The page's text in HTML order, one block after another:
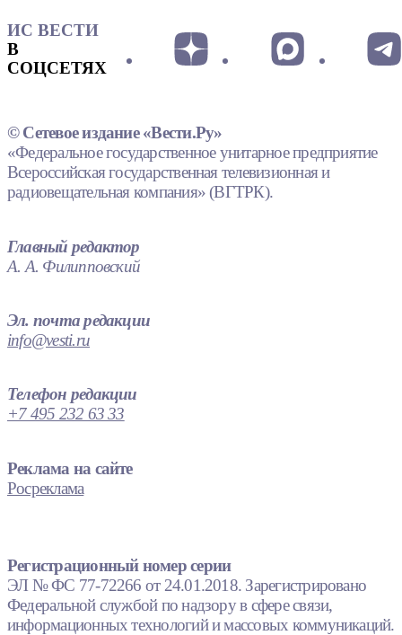
ИС ВЕСТИ
В
СОЦСЕТЯХ
© Сетевое издание «Вести.Ру»
«Федеральное государственное унитарное предприятие
Всероссийская государственная телевизионная и
радиовещательная компания» (ВГТРК).
Главный редактор
А. А. Филипповский
Эл. почта редакции
info@vesti.ru
Телефон редакции
+7 495 232 63 33
Реклама на сайте
Росреклама
Регистрационный номер серии
ЭЛ № ФС 77-72266 от 24.01.2018. Зарегистрировано
Федеральной службой по надзору в сфере связи,
информационных технологий и массовых коммуникаций.